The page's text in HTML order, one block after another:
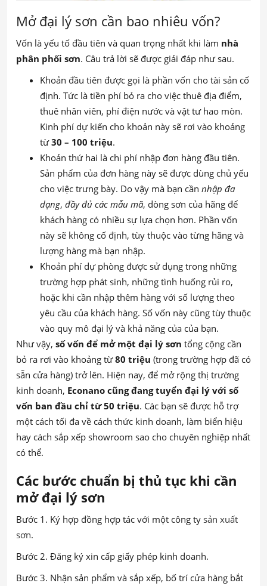
Mở đại lý sơn cần bao nhiêu vốn?
Vốn là yếu tố đầu tiên và quan trọng nhất khi làm nhà
phân phối sơn. Câu trả lời sẽ được giải đáp như sau.
Khoản đầu tiên được gọi là phần vốn cho tài sản cố
định. Tức là tiền phí bỏ ra cho việc thuê địa điểm,
thuê nhân viên, phí điện nước và vật tư hao mòn.
Kinh phí dự kiến cho khoản này sẽ rơi vào khoảng
từ30 – 100 triệu.
Khoản thứ hai là chi phí nhập đơn hàng đầu tiên.
Sản phẩm của đơn hàng này sẽ được dùng chủ yếu
cho việc trưng bày. Do vậy mà bạn cần nhập đa
dạng, đầy đủ các mẫu mã, dòng sơn của hãng để
khách hàng có nhiều sự lựa chọn hơn. Phần vốn
này sẽ không cố định, tùy thuộc vào từng hãng và
lượng hàng mà bạn nhập.
Khoản phí dự phòng được sử dụng trong những
trường hợp phát sinh, những tình huống rủi ro,
hoặc khi cần nhập thêm hàng với số lượng theo
yêu cầu của khách hàng. Số vốn này cũng tùy thuộc
vào quy mô đại lý và khả năng của của bạn.
Như vậy, số vốn để mở một đại lý sơn tổng cộng cần
bỏ ra rơi vào khoảng từ80 triệu (trong trường hợp đã có
sẵn cửa hàng) trở lên. Hiện nay, để mở rộng thị trường
kinh doanh, Econano cũng đang tuyển đại lý với số
vốn ban đầu chỉ từ 50 triệu. Các bạn sẽ được hỗ trợ
một cách tối đa về cách thức kinh doanh, làm biển hiệu
hay cách sắp xếp showroom sao cho chuyên nghiệp nhất
có thể.
Các bước chuẩn bị thủ tục khi cần
mở đại lý sơn
Bước 1. Ký hợp đồng hợp tác với một công ty sản xuất
sơn.
Bước 2. Đăng ký xin cấp giấy phép kinh doanh.
Bước 3. Nhận sản phẩm và sắp xếp, bố trí cửa hàng bắt